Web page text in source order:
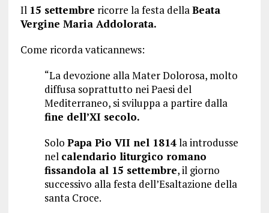
Il 15 settembre ricorre la festa dellaBeata
Vergine Maria Addolorata.
Come ricorda vaticannews:
“La devozione alla Mater Dolorosa, molto
diffusa soprattutto nei Paesi del
Mediterraneo, si sviluppa a partire dalla
fine dell’XI secolo.
Solo Papa Pio VII nel 1814la introdusse
nel calendario liturgico romano
fissandola al 15 settembre, il giorno
successivo alla festa dell’Esaltazione della
santa Croce.